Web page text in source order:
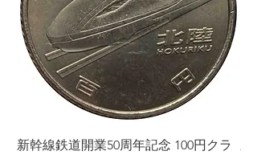
新幹線鉄道開業50周年記念 100円クラ